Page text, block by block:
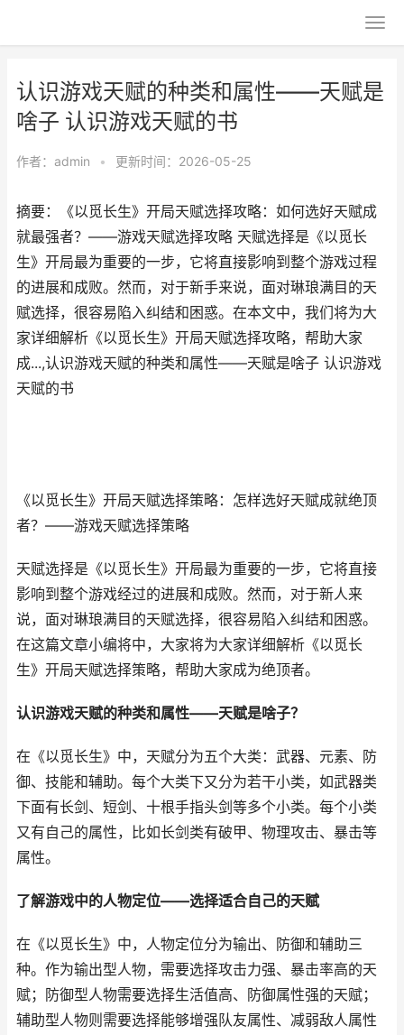
认识游戏天赋的种类和属性——天赋是
啥子 认识游戏天赋的书
作者： admin • 更新时间：2026-05-25
摘要：《以觅长生》开局天赋选择攻略：如何选好天赋成
就最强者？——游戏天赋选择攻略 天赋选择是《以觅长
生》开局最为重要的一步，它将直接影响到整个游戏过程
的进展和成败。然而，对于新手来说，面对琳琅满目的天
赋选择，很容易陷入纠结和困惑。在本文中，我们将为大
家详细解析《以觅长生》开局天赋选择攻略，帮助大家
成...,认识游戏天赋的种类和属性——天赋是啥子 认识游戏
天赋的书
《以觅长生》开局天赋选择策略：怎样选好天赋成就绝顶
者？——游戏天赋选择策略
天赋选择是《以觅长生》开局最为重要的一步，它将直接
影响到整个游戏经过的进展和成败。然而，对于新人来
说，面对琳琅满目的天赋选择，很容易陷入纠结和困惑。
在这篇文章小编将中，大家将为大家详细解析《以觅长
生》开局天赋选择策略，帮助大家成为绝顶者。
认识游戏天赋的种类和属性——天赋是啥子？
在《以觅长生》中，天赋分为五个大类：武器、元素、防
御、技能和辅助。每个大类下又分为若干小类，如武器类
下面有长剑、短剑、十根手指头剑等多个小类。每个小类
又有自己的属性，比如长剑类有破甲、物理攻击、暴击等
属性。
了解游戏中的人物定位——选择适合自己的天赋
在《以觅长生》中，人物定位分为输出、防御和辅助三
种。作为输出型人物，需要选择攻击力强、暴击率高的天
赋；防御型人物需要选择生活值高、防御属性强的天赋；
辅助型人物则需要选择能够增强队友属性、减弱敌人属性